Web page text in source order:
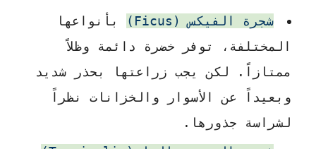
شجرة الفيكس (Ficus)
بأنواعها
المختلفة، توفر خضرة دائمة وظلاً
ممتازاً. لكن يجب زراعتها بحذر شديد
وبعيداً عن الأسوار والخزانات نظراً
لشراسة جذورها.